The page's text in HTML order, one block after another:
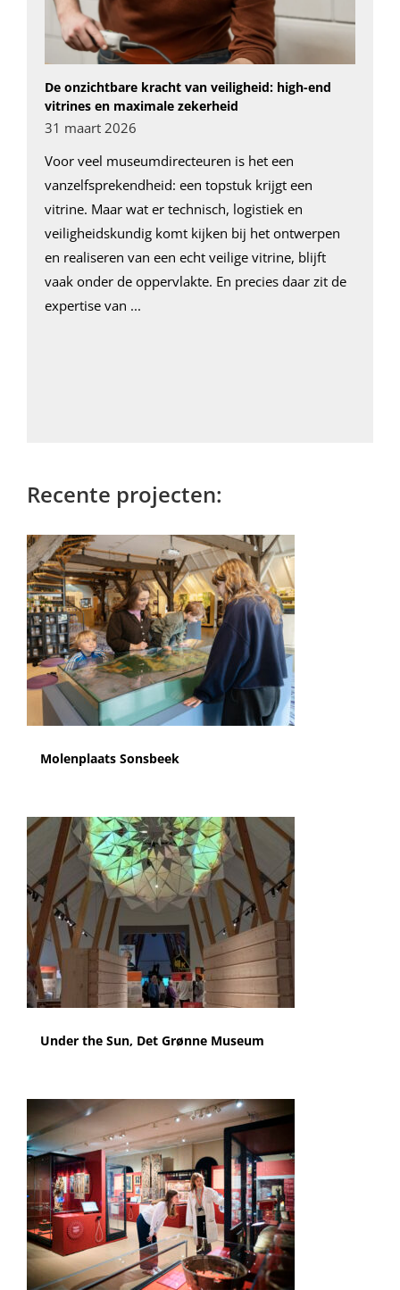
De onzichtbare kracht van veiligheid: high-end
vitrines en maximale zekerheid
31 maart 2026
Voor veel museumdirecteuren is het een
vanzelfsprekendheid: een topstuk krijgt een
vitrine. Maar wat er technisch, logistiek en
veiligheidskundig komt kijken bij het ontwerpen
en realiseren van een echt veilige vitrine, blijft
vaak onder de oppervlakte. En precies daar zit de
expertise van ...
Recente projecten:
Molenplaats Sonsbeek
Under the Sun, Det Grønne Museum